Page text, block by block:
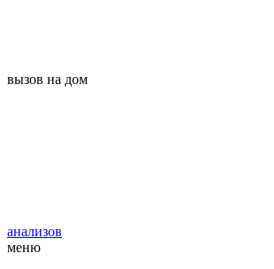
вызов на дом
анализов
меню